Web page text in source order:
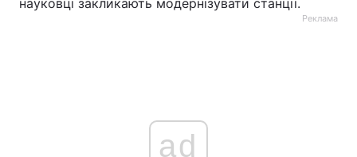
науковці закликають модернізувати станції.
Реклама
ad